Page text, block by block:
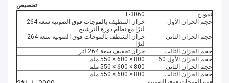
تخصيص
نموذج
F-3060
حجم الخزان الأول
خزان التنظيف بالموجات فوق الصوتية سعة 264
لترًا مع نظام دورة الترشيح
حجم الخزان الثاني
خزان الشطف بالموجات فوق الصوتية سعة 264
لترًا
حجم الخزان الثالث
خزان تجفيف سعة 264 لتر
حجم الخزان الأول 60
800 × 600 × 550 ملم
حجم الخزان الثاني
800 × 600 × 550 ملم
حجم الخزان الثالث
800 × 600 × 550 ملم